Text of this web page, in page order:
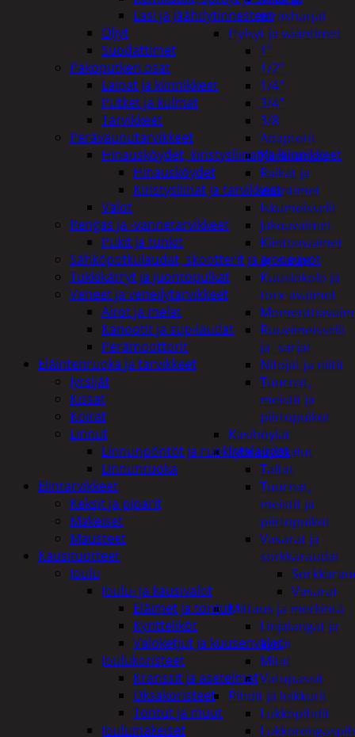
teräsharjat
Hylsyt ja vääntimet
1"
1/2"
1/4"
3/4"
3/8
Adapterit
Kärkisarjat
Räikät ja
vääntimet
Iskumeisselit
Jakoavaimet
Kiintoavaimet
ja -sarjat
Kuusiokolo ja
torx-avaimet
Ruuvimeisselit
ja -sarjat
Nitojat ja niitit
Tuurnat,
meistit ja
piirtopuikot
Käsihöylät
Lyöntityökalut
Taltat
Tuurnat,
meistit ja
piirtopuikot
Vasarat ja
sorkkaraudat
Vasarat
Mittaus ja merkintä
Linjalangat ja
kynät
Mitat
Vatupassit
Pihdit ja leikkurit
Lukkopihdit
Lasi ja jäähdytinnesteet
Öljyt
Suodattimet
Pakoputken osat
Laipat ja kiinnikkeet
Putket ja kulmat
Tarvikkeet
Perävaunutarvikkeet
Hinausköydet, kiristysliinat ja kiinnikkeet
Hinausköydet
Kiristysliinat ja tarvikkeet
Valot
Rengas ja -vannetarvikkeet
Pukit ja tunkit
Sähköpotkulaudat, skootterit ja ajoneuvot
Tukkikärryt ja juontopulkat
Veneet ja veneilytarvikkeet
Airot ja melat
Kanootit ja sup-laudat
Perämoottorit
Eläintenruoka ja tarvikkeet
Jyrsijät
Kissat
Koirat
Linnut
Linnunpöntöt ja ruokintalaudat
Linnunruoka
Elintarvikkeet
Keksit ja piparit
Makeiset
Mausteet
Kausituotteet
Joulu
Joulu- ja kausivalot
Eläimet ja tontut
Kyntteliköt
Valoketjut ja kuusenvalot
Joulukoristeet
Kranssit ja asetelmat
Oksakoristeet
Tontut ja muut
Joulumakeiset